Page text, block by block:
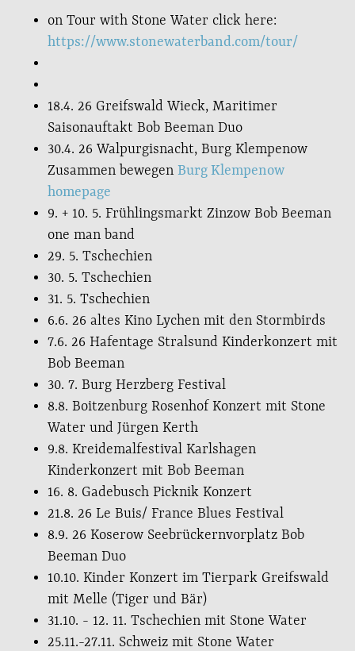
on Tour with Stone Water click here:
https://www.stonewaterband.com/tour/
18.4. 26 Greifswald Wieck, Maritimer
Saisonauftakt Bob Beeman Duo
30.4. 26 Walpurgisnacht, Burg Klempenow
Zusammen bewegen Burg Klempenow
homepage
9. + 10. 5. Frühlingsmarkt Zinzow Bob Beeman
one man band
29. 5. Tschechien
30. 5. Tschechien
31. 5. Tschechien
6.6. 26 altes Kino Lychen mit den Stormbirds
7.6. 26 Hafentage Stralsund Kinderkonzert mit
Bob Beeman
30. 7. Burg Herzberg Festival
8.8. Boitzenburg Rosenhof Konzert mit Stone
Water und Jürgen Kerth
9.8. Kreidemalfestival Karlshagen
Kinderkonzert mit Bob Beeman
16. 8. Gadebusch Picknik Konzert
21.8. 26 Le Buis/ France Blues Festival
8.9. 26 Koserow Seebrückernvorplatz Bob
Beeman Duo
10.10. Kinder Konzert im Tierpark Greifswald
mit Melle (Tiger und Bär)
31.10. - 12. 11. Tschechien mit Stone Water
25.11.-27.11. Schweiz mit Stone Water